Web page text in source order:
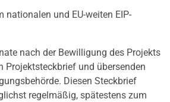
nationalen und EU-weiten EIP-
nach der Bewilligung des Projekts
Projektsteckbrief und übersenden
Diesen Steckbrief
regelmäßig, spätestens zum